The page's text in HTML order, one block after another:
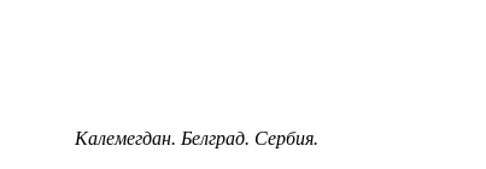
Калемегдан. Белград. Сербия.